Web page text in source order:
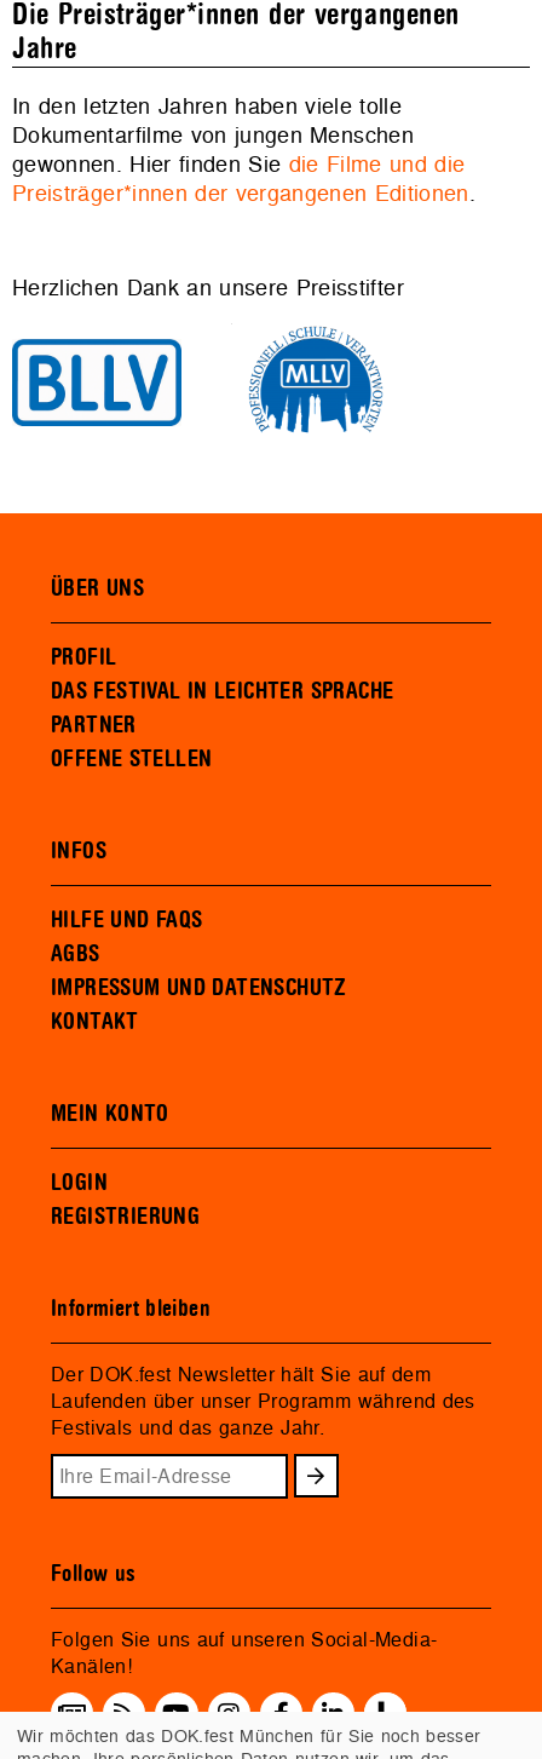
Die Preisträger*innen der vergangenen
Jahre
In den letzten Jahren haben viele tolle
Dokumentarfilme von jungen Menschen
gewonnen. Hier finden Sie die Filme und die
Preisträger*innen der vergangenen Editionen.
Herzlichen Dank an unsere Preisstifter
ÜBER UNS
PROFIL
DAS FESTIVAL IN LEICHTER SPRACHE
PARTNER
OFFENE STELLEN
INFOS
HILFE UND FAQS
AGBS
IMPRESSUM UND DATENSCHUTZ
KONTAKT
MEIN KONTO
LOGIN
REGISTRIERUNG
Informiert bleiben
Der DOK.fest Newsletter hält Sie auf dem
Laufenden über unser Programm während des
Festivals und das ganze Jahr.
Follow us
Folgen Sie uns auf unseren Social-Media-
Kanälen!
Wir möchten das DOK.fest München für Sie noch besser